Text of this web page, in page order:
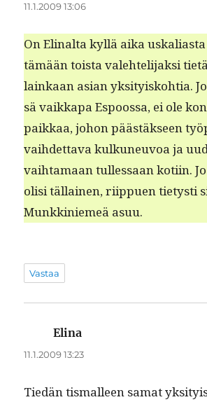
11.1.2009 13:06
On Elinal­ta kyl­lä aika
tämään toista vale­hteli­jak­si
lainkaan asian yksi­tyisko­htia.
sä vaikka­pa Espoos­sa, ei ole
paikkaa, johon päästäk­seen
vai­hdet­ta­va kulkuneu­voa ja
vai­h­ta­maan tul­lessaan koti­in.
olisi täl­lainen, riip­puen tietysti
Munkkiniemeä asuu.
Vastaa
Elina
11.1.2009 13:23
Tiedän tismall­een samat